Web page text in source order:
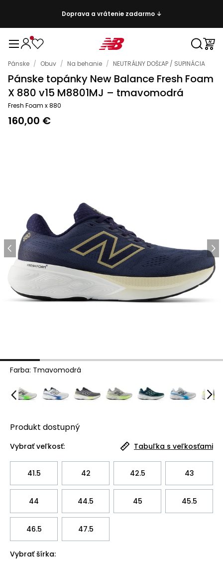
Doprava a vrátenie zadarmo ↓
Pánske / Obuv / Na behanie / NEUTRÁLNY DOŠĽAP / SUPINÁCIA
Pánske topánky New Balance Fresh Foam
X 880 v15 M8801MJ – tmavomodrá
Fresh Foam x 880
160,00 €
Farba: Tmavomodrá
Produkt dostupný
Vybrať veľkosť: Tabuľka s veľkosťami
41.5 42 42.5 43
44 44.5 45 45.5
46.5 47.5
Vybrať šírka: